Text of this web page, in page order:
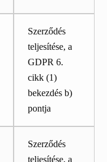
Szerződés
teljesítése, a
GDPR 6.
cikk (1)
bekezdés b)
pontja
Szerződés
teljesítése, a